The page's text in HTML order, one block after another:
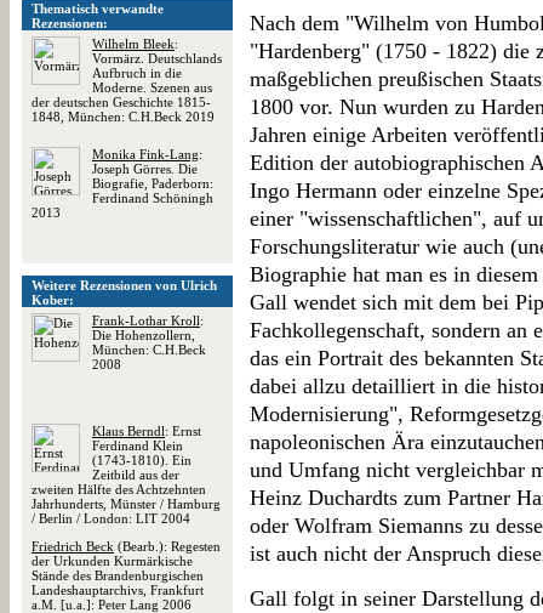
Thematisch verwandte
Rezensionen:
Wilhelm Bleek:
Vormärz. Deutschlands
Aufbruch in die
Moderne. Szenen aus
der deutschen Geschichte 1815-
1848, München: C.H.Beck 2019
Monika Fink-Lang:
Joseph Görres. Die
Biografie, Paderborn:
Ferdinand Schöningh
2013
Weitere Rezensionen von Ulrich
Kober:
Frank-Lothar Kroll:
Die Hohenzollern,
München: C.H.Beck
2008
Klaus Berndl: Ernst
Ferdinand Klein
(1743-1810). Ein
Zeitbild aus der
zweiten Hälfte des Achtzehnten
Jahrhunderts, Münster / Hamburg
/ Berlin / London: LIT 2004
Friedrich Beck (Bearb.): Regesten
der Urkunden Kurmärkische
Stände des Brandenburgischen
Landeshauptarchivs, Frankfurt
a.M. [u.a.]: Peter Lang 2006
Nach dem "Wilhelm von
"Hardenberg" (1750 - 1822) die
maßgeblichen preußischen
1800 vor. Nun wurden zu
Jahren einige Arbeiten
Edition der autobiographischen
Ingo Hermann oder einzelne
einer "wissenschaftlichen", auf
Forschungsliteratur wie auch
Biographie hat man es in
Gall wendet sich mit dem bei
Fachkollegenschaft, sondern an
das ein Portrait des bekannten
dabei allzu detailliert in die
Modernisierung",
napoleonischen Ära
und Umfang nicht vergleichbar
Heinz Duchardts zum Partner
oder Wolfram Siemanns zu
ist auch nicht der Anspruch
Gall folgt in seiner Darstellung